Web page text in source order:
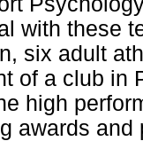
with these
six adult
of a club in
high
awards